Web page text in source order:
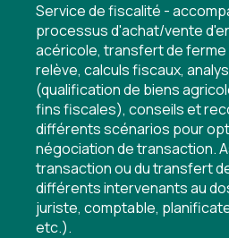
Service de fiscalité -
processus d'achat/vente
acéricole, transfert de ferme
relève, calculs fiscaux,
(qualification de biens
fins fiscales), conseils et
différents scénarios pour
négociation de transaction.
transaction ou du transfert
différents intervenants au
juriste, comptable,
etc.).